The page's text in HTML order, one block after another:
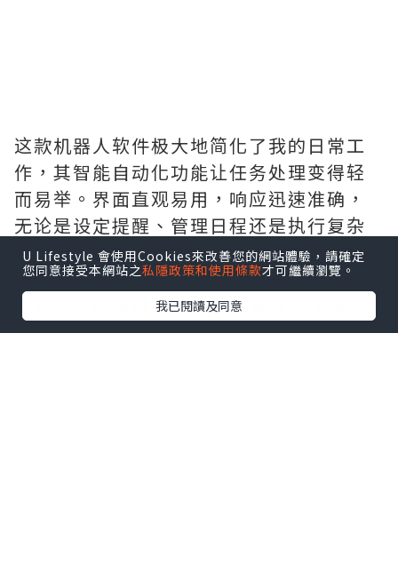
这款机器人软件极大地简化了我的日常工
作，其智能自动化功能让任务处理变得轻
而易举。界面直观易用，响应迅速准确，
无论是设定提醒、管理日程还是执行复杂
分析，它都能出色完成。给我节省了大量
时间，提升了工作效率，实在是办公的得
力助手，非常推荐。需要的拿去吧,官网
http://www.vst.tw
U Lifestyle 會使用Cookies來改善您的網站體驗，請確定
您同意接受本網站之私隱政策和使用條款才可繼續瀏覽。
我已閱讀及同意